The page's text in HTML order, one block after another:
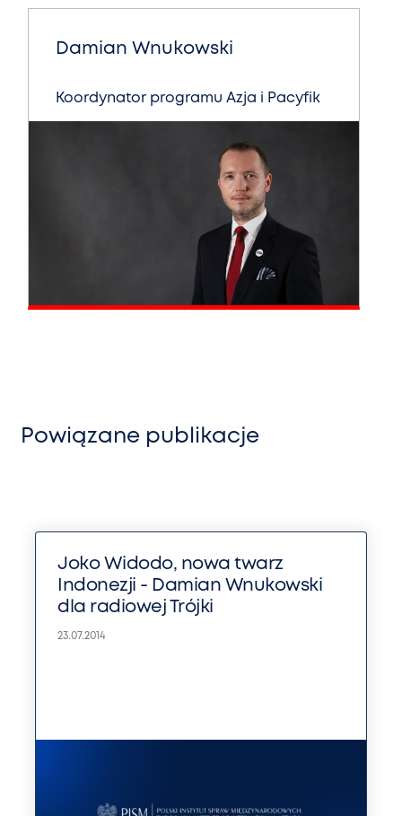
Damian Wnukowski
Koordynator programu Azja i Pacyfik
Powiązane publikacje
Joko Widodo, nowa twarz
Indonezji - Damian Wnukowski
dla radiowej Trójki
23.07.2014